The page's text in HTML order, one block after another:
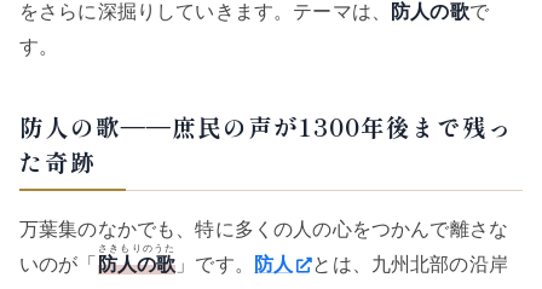
をさらに深掘りしていきます。テーマは、
防人の歌で
す。
防人の歌——庶民の声が1300年後まで残っ
た奇跡
万葉集のなかでも、特に多くの人の心をつかんで離さな
いのが「 防人の歌
さきもりのうた
」です。 防人 とは、九州北部の沿岸